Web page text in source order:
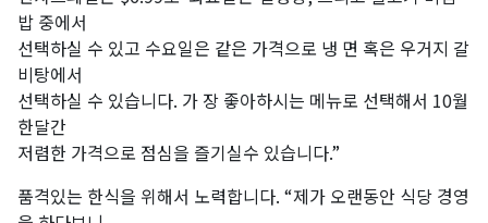
밥 중에서
선택하실 수 있고 수요일은 같은 가격으로 냉 면 혹은 우거지 갈
비탕에서
선택하실 수 있습니다. 가 장 좋아하시는 메뉴로 선택해서 10월
한달간
저렴한 가격으로 점심을 즐기실수 있습니다.”
품격있는 한식을 위해서 노력합니다. “제가 오랜동안 식당 경영